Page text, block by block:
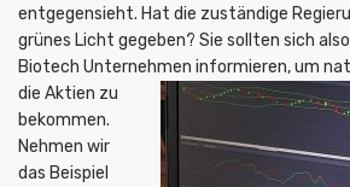
entgegensieht. Hat die zuständige
grünes Licht gegeben? Sie sollten sich
Biotech Unternehmen informieren, um
die Aktien zu
bekommen.
Nehmen wir
das Beispiel